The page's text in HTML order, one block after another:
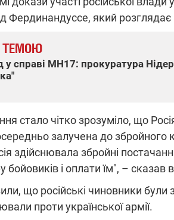
Фердинандуссе, який
ТЕМОЮ
у справі MH17: прокуратура
стало чітко зрозуміло, що
залучена до збройного
здійснювала збройні
і оплати їм", – сказав
що російські чиновники були
проти української армії.
Частина споживачів у
спеку у серпні, можуть
08.09.2025 12:09
Підтримай
"Машинерію війни" та
виграй легендарний
Dodge Challenger